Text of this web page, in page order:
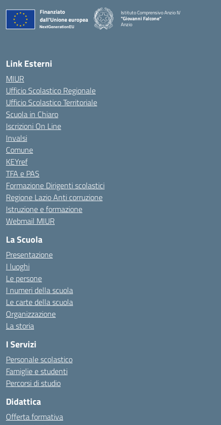
Istituto Comprensivo Anzio IV
"Giovanni Falcone"
Anzio
Link Esterni
MIUR
Ufficio Scolastico Regionale
Ufficio Scolastico Territoriale
Scuola in Chiaro
Iscrizioni On Line
Invalsi
Comune
KEYref
TFA e PAS
Formazione Dirigenti scolastici
Regione Lazio Anti corruzione
Istruzione e formazione
Webmail MIUR
La Scuola
Presentazione
I luoghi
Le persone
I numeri della scuola
Le carte della scuola
Organizzazione
La storia
I Servizi
Personale scolastico
Famiglie e studenti
Percorsi di studio
Didattica
Offerta formativa